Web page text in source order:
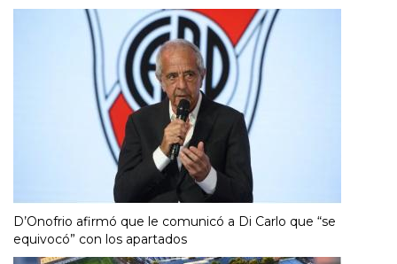
D’Onofrio afirmó que le comunicó a Di Carlo que “se
equivocó” con los apartados